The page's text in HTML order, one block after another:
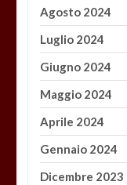
Agosto 2024
Luglio 2024
Giugno 2024
Maggio 2024
Aprile 2024
Gennaio 2024
Dicembre 2023